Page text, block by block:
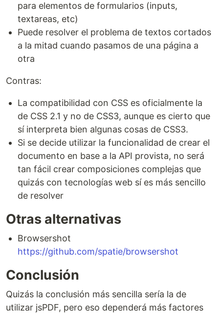
para elementos de formularios (inputs,
textareas, etc)
Puede resolver el problema de textos cortados
a la mitad cuando pasamos de una página a
otra
Contras:
La compatibilidad con CSS es oficialmente la
de CSS 2.1 y no de CSS3, aunque es cierto que
sí interpreta bien algunas cosas de CSS3.
Si se decide utilizar la funcionalidad de crear el
documento en base a la API provista, no será
tan fácil crear composiciones complejas que
quizás con tecnologías web sí es más sencillo
de resolver
Otras alternativas
Browsershot
https://github.com/spatie/browsershot
Conclusión
Quizás la conclusión más sencilla sería la de
utilizar jsPDF, pero eso dependerá más factores